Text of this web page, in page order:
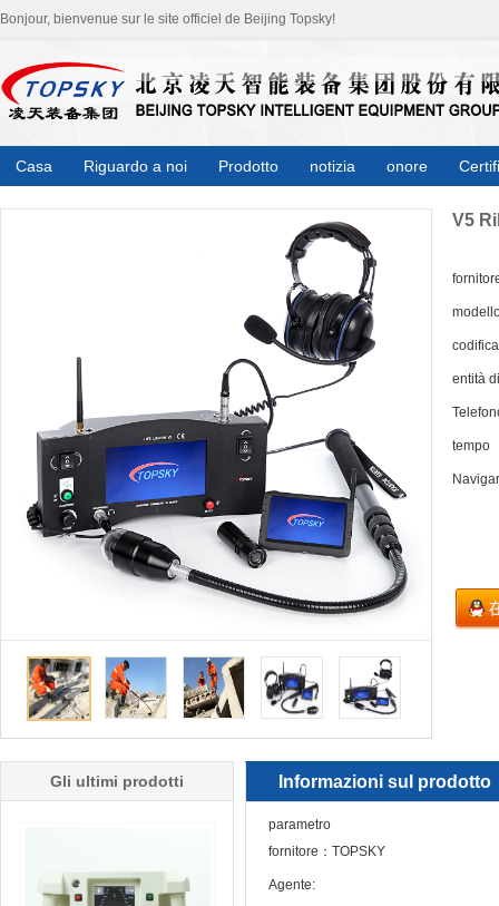
Bonjour, bienvenue sur le site officiel de Beijing Topsky!
Casa Riguardo a noi Prodotto notizia onore
V5
codifica
entità
tempo
Gli ultimi prodotti Informazioni sul prodotto
parametro
fornitore：TOPSKY
Agente: